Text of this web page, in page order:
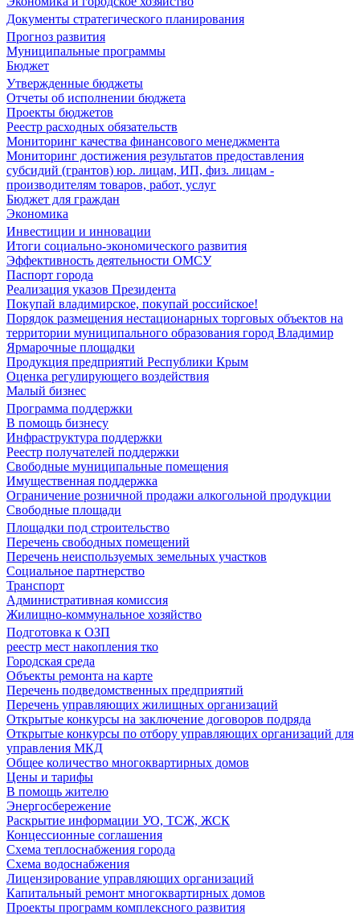
Документы стратегического планирования
Прогноз развития
Муниципальные программы
Бюджет
Утвержденные бюджеты
Отчеты об исполнении бюджета
Проекты бюджетов
Реестр расходных обязательств
Мониторинг качества финансового менеджмента
Мониторинг достижения результатов предоставления
субсидий (грантов) юр. лицам, ИП, физ. лицам -
производителям товаров, работ, услуг
Бюджет для граждан
Экономика
Инвестиции и инновации
Итоги социально-экономического развития
Эффективность деятельности ОМСУ
Паспорт города
Реализация указов Президента
Покупай владимирское, покупай российское!
Порядок размещения нестационарных торговых объектов на
территории муниципального образования город Владимир
Ярмарочные площадки
Продукция предприятий Республики Крым
Оценка регулирующего воздействия
Малый бизнес
Программа поддержки
В помощь бизнесу
Инфраструктура поддержки
Реестр получателей поддержки
Свободные муниципальные помещения
Имущественная поддержка
Ограничение розничной продажи алкогольной продукции
Свободные площади
Площадки под строительство
Перечень свободных помещений
Перечень неиспользуемых земельных участков
Социальное партнерство
Транспорт
Административная комиссия
Жилищно-коммунальное хозяйство
Подготовка к ОЗП
реестр мест накопления тко
Городская среда
Объекты ремонта на карте
Перечень подведомственных предприятий
Перечень управляющих жилищных организаций
Открытые конкурсы на заключение договоров подряда
Открытые конкурсы по отбору управляющих организаций для
управления МКД
Общее количество многоквартирных домов
Цены и тарифы
В помощь жителю
Энергосбережение
Раскрытие информации УО, ТСЖ, ЖСК
Концессионные соглашения
Схема теплоснабжения города
Схема водоснабжения
Лицензирование управляющих организаций
Капитальный ремонт многоквартирных домов
Проекты программ комплексного развития